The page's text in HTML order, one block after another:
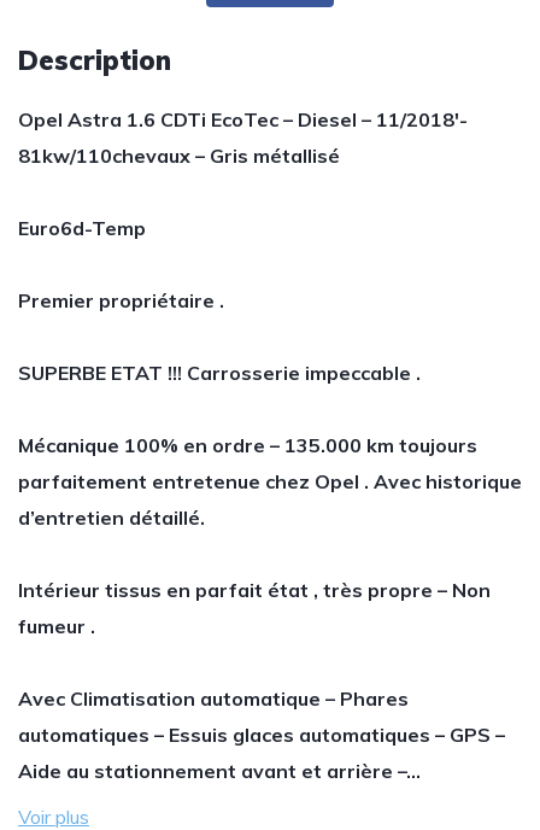
Description
Opel Astra 1.6 CDTi EcoTec – Diesel – 11/2018′-
81kw/110chevaux – Gris métallisé
Euro6d-Temp
Premier propriétaire .
SUPERBE ETAT !!! Carrosserie impeccable .
Mécanique 100% en ordre – 135.000 km toujours
parfaitement entretenue chez Opel . Avec historique
d’entretien détaillé.
Intérieur tissus en parfait état , très propre – Non
fumeur .
Avec Climatisation automatique – Phares
automatiques – Essuis glaces automatiques – GPS –
Aide au stationnement avant et arrière –…
Voir plus